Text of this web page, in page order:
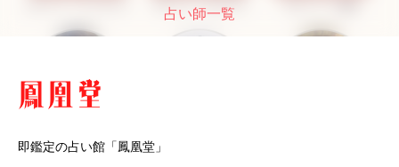
占い師一覧
即鑑定の占い館「鳳凰堂」